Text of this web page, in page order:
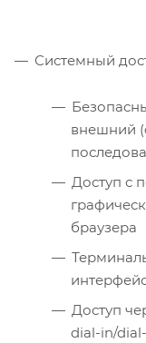
Системный
внешний
Доступ с
браузера
Доступ
dial-in/